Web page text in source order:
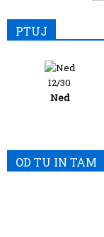
PTUJ
12/30
Ned
OD TU IN TAM